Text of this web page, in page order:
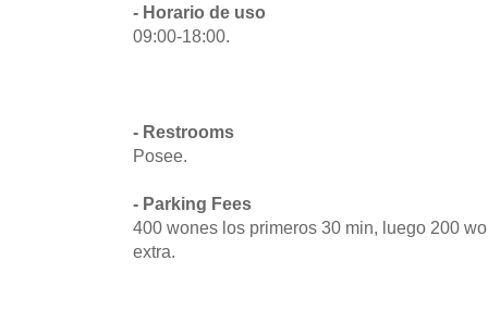
- Horario de uso
09:00-18:00.
- Restrooms
Posee.
- Parking Fees
400 wones los primeros 30 min, luego 200
extra.